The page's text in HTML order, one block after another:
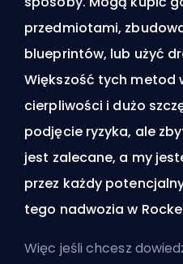
przedmiotami,
blueprintów, lub użyć
Większość tych metod
cierpliwości i dużo
podjęcie ryzyka, ale
jest zalecane, a my
przez każdy
tego nadwozia w
Więc jeśli chcesz